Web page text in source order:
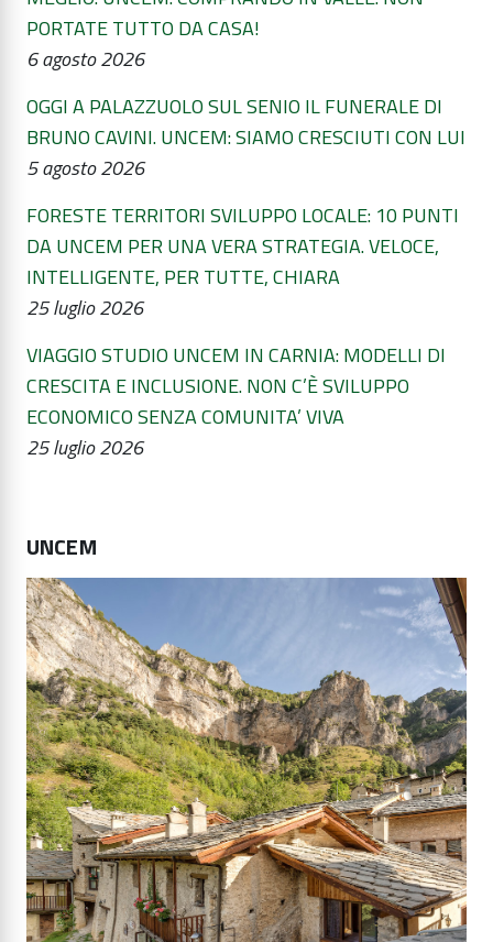
PORTATE TUTTO DA CASA!
6 agosto 2026
OGGI A PALAZZUOLO SUL SENIO IL FUNERALE DI
BRUNO CAVINI. UNCEM: SIAMO CRESCIUTI CON LUI
5 agosto 2026
FORESTE TERRITORI SVILUPPO LOCALE: 10 PUNTI
DA UNCEM PER UNA VERA STRATEGIA. VELOCE,
INTELLIGENTE, PER TUTTE, CHIARA
25 luglio 2026
VIAGGIO STUDIO UNCEM IN CARNIA: MODELLI DI
CRESCITA E INCLUSIONE. NON C’È SVILUPPO
ECONOMICO SENZA COMUNITA’ VIVA
25 luglio 2026
UNCEM